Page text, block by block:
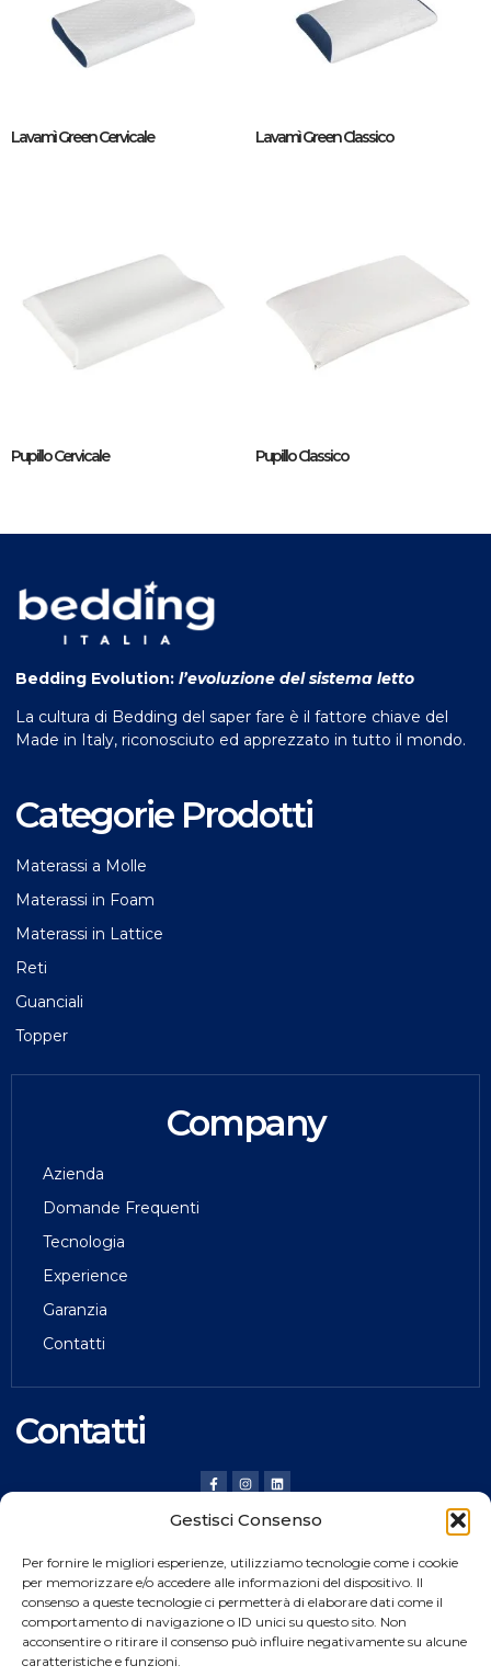
Gestisci Consenso
Per fornire le migliori esperienze, utilizziamo tecnologie come i cookie
per memorizzare e/o accedere alle informazioni del dispositivo. Il
consenso a queste tecnologie ci permetterà di elaborare dati come il
comportamento di navigazione o ID unici su questo sito. Non
acconsentire o ritirare il consenso può influire negativamente su alcune
caratteristiche e funzioni.
Lavamì Green Cervicale Lavamì Green Classico
Pupillo Cervicale Pupillo Classico
Bedding Evolution: l’evoluzione del sistema letto
La cultura di Bedding del saper fare è il fattore chiave del
Made in Italy, riconosciuto ed apprezzato in tutto il mondo.
Categorie Prodotti
Materassi a Molle
Materassi in Foam
Materassi in Lattice
Reti
Guanciali
Topper
Company
Azienda
Domande Frequenti
Tecnologia
Experience
Garanzia
Contatti
Contatti
HILDING ANDERS ITALY SRL
Via Verona, 20 36020 Pove del Grappa (VI) Italy
Tel.+39 0424 8008
Fax +39 0424 800926